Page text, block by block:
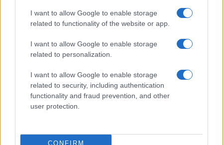
I want to allow Google to enable storage
related to functionality of the website or app.
I want to allow Google to enable storage
related to personalization.
I want to allow Google to enable storage
related to security, including authentication
functionality and fraud prevention, and other
user protection.
CONFIRM
CHI SIAMO CONTATTI PUBBLICITÀ LAVORA CON NOI
OTTO CHANNEL
Iscritto al Registro degli Operatori di Comunicazione n. 37512